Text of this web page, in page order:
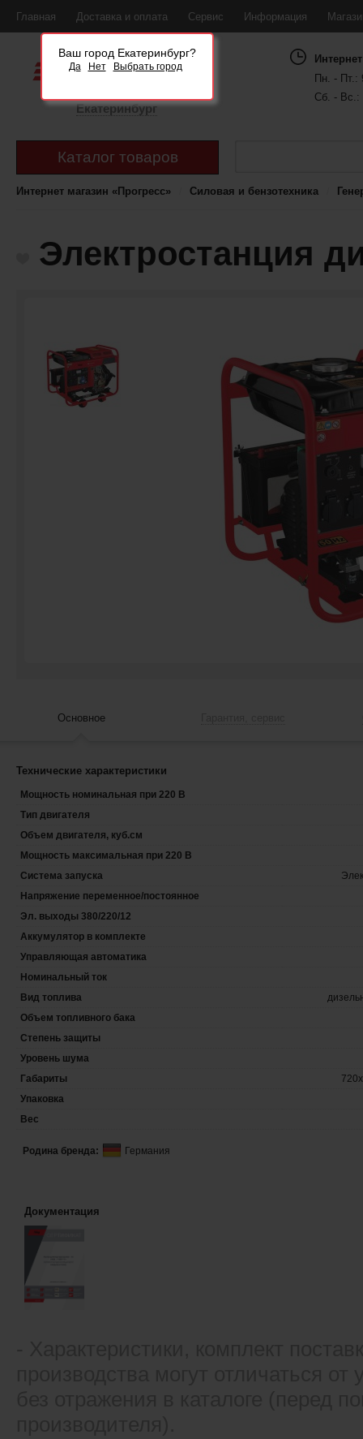
Главная Доставка и оплата Сервис Информация
Ваш город Екатеринбург?
Да Нет Выбрать город
Екатеринбург
Пн. - Пт.:
Сб. - Вс.:
Каталог товаров
Интернет магазин «Прогресс» Силовая и бензотехника
Электростанция
Основное
Технические характеристики
Мощность номинальная при 220 В
Тип двигателя
Объем двигателя, куб.см
Мощность максимальная при 220 В
Система запуска
Напряжение переменное/постоянное
Эл. выходы 380/220/12
Аккумулятор в комплекте
Управляющая автоматика
Номинальный ток
Вид топлива
Объем топливного бака
Степень защиты
Уровень шума
Габариты
Упаковка
Вес
Родина бренда: Германия
Документация